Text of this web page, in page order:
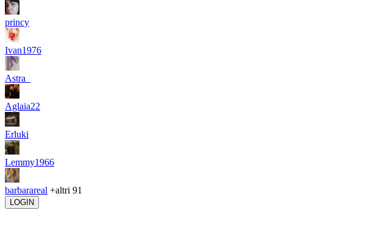
princy
Ivan1976
Astra_
Aglaia22
Erluki
Lemmy1966
barbarareal +altri 91
LOGIN